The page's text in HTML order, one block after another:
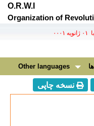
O.R.W.I
Organization of
Other languages
نسخه چاپی